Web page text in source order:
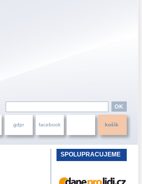
gdpr facebook košík
SPOLUPRACUJEME